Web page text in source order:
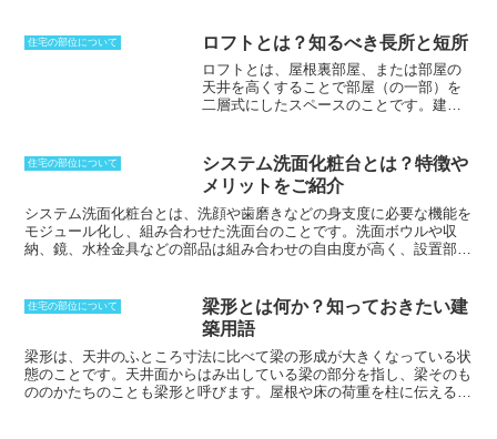
ことから、比較的背の低い生垣が用いら
れますが、都市部では土地が狭くなり、
密度も高くなることから背が高くなる傾
向があります。生垣は、概念的な境界線
を物理的に遮断したものとも言えます。
れは、木質材料は温度や湿度によって収
縮や膨張するため、それが床鳴りの原因
となる場合があります。2つ目は、部材の
弾性限界を超えて、床のたわみが起きて
いる場合 です。これは、床に過度な荷重
床の設計段階で材料の選択や床構成部材
の断面寸法等、不適切な床の設計・施工
によるもの
です。これは、床の設計や施
工が適切に行われていない場合に発生す
ることがあります。また、居住者による
不適切な使用や、メンテナンスも床組構
住宅の部位について ロフトとは？知るべき長所と短所
ロフトとは、屋根裏部屋、または部屋の
天井を高くすることで部屋（の一部）を
二層式にしたスペースのことです。建築
られていません。用途としては物置、書
斎、アトリエなど、使用方法は様々で
す。同じひと部屋でも広いスペースが確
保できるため、収納スペースの少ない一
人暮らし向けのワンルームに用いられる
ことが多いです。長所としてはスペース
なることで空調の効きが悪くなるといっ
たことがあります。屋根裏部屋でグルニ
エと言われる物がありますが、これは屋
根裏を利用した収納スペースのことを言
います。
住宅の部位について
システム洗面化粧台とは？特徴や
メリットをご紹介
システム洗面化粧台とは、洗顔や歯磨きなどの身支度に必要な機能を
モジュール化し、組み合わせた洗面台のことです。洗面ボウルや収
納、鏡、水栓金具などの部品は組み合わせの自由度が高く、設置部材
部材とで互換性がないケースもあります。しかし、色・柄や形態をラ
イフスタイルにあわせて選択することができるため、オーダーメイド
感覚を味わうことが可能です。また、ひとつのボディの中に、収納や
鏡などの必要部材をコンポーネントした「据え置き型洗面化粧台」と
いう製品もあります。
住宅の部位について
梁形とは何か？知っておきたい建
築用語
梁形は、天井のふところ寸法に比べて梁の形成が大きくなっている状
態のことです。天井面からはみ出している梁の部分を指し、梁そのも
ののかたちのことも梁形と呼びます。屋根や床の荷重を柱に伝える大